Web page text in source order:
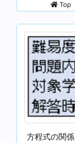
Top
方程式の関係